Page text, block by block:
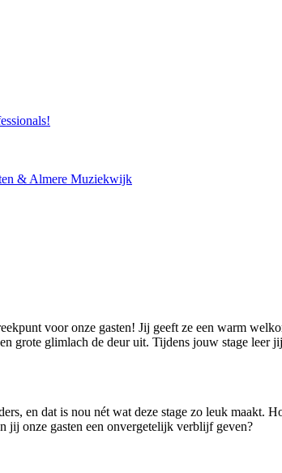
& Almere Muziekwijk
voor onze gasten! Jij geeft ze een warm
grote glimlach de deur uit. Tijdens jouw stage
en dat is nou nét wat deze stage zo leuk
onze gasten een onvergetelijk verblijf geven?